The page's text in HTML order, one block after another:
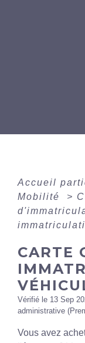
Accueil
Mobilité
>
CARTE
Vérifié le 13 Sep
administrative
Vous avez